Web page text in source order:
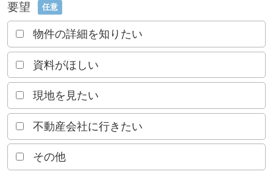
要望 任意
物件の詳細を知りたい
資料がほしい
現地を見たい
不動産会社に行きたい
その他